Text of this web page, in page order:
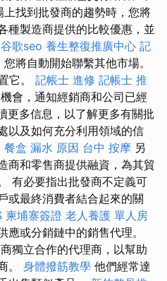
上找到批發商的趨勢時，您將
種製造商提供的比較優惠，並
谷歌seo 養生整復推廣中心 記
將自動開始聯繫其他市場。
它。 記帳士 進修 記帳士 推
會，通知經銷商和公司已經
更多信息，以了解更多有關批
以及如何充分利用領域的信
餐盒 漏水 原因 台中 按摩 另
商和零售商提供融資，為其貿
有必要指出批發商不定義可
或最終消費者結合起來的關
柬埔寨簽證 老人養護 單人房
或分銷鏈中的銷售代理。
獨立合作的代理商，以幫助
。 身體撥筋教學 他們經常達